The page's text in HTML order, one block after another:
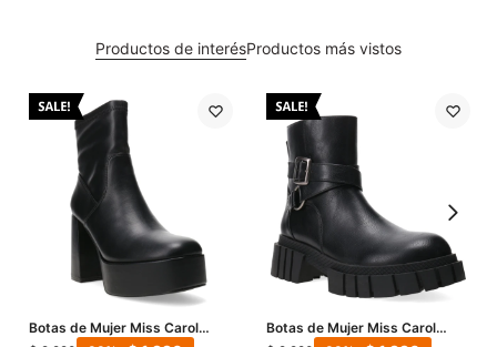
Productos de interésProductos más vistos
Botas de Mujer Miss Carol
Botas de Mujer Miss Carol